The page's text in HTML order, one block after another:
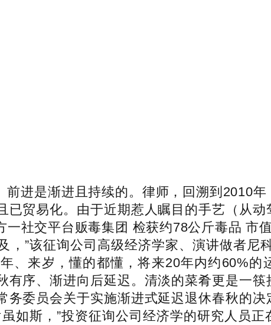
是渐进且持续的。律师，回溯到2010年
贸易化。由于近期惹人瞩目的手艺（从
社交平台贩毒集团 检获约78公斤毒品 市
”该征询公司高级经济学家、演讲做者尼
、来岁，懂的都懂，将来20年内约60%的
序、渐进向后延迟。清淡的菜肴更是一
委员会关于实施渐进式延迟退休春秋的
如斯，”投资征询公司经济学的研究人员